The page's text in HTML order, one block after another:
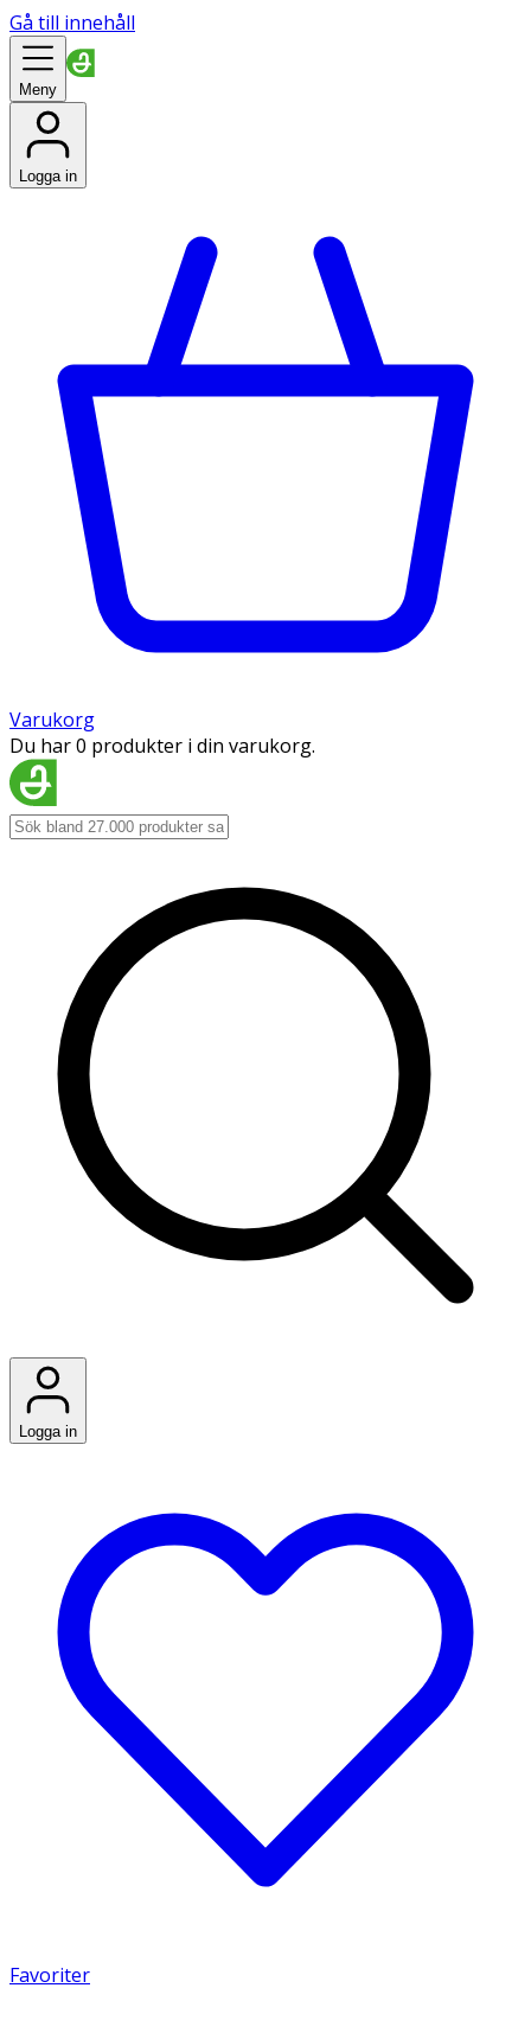
Gå till innehåll
Meny
Logga in
Varukorg
Du har 0 produkter i din varukorg.
Logga in
Favoriter